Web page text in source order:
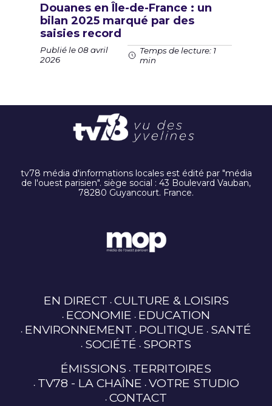
Douanes en Île-de-France : un
bilan 2025 marqué par des
saisies record
Publié le 08 avril
2026
Temps de lecture: 1
min
tv78 média d'informations locales est édité par "média
de l'ouest parisien". siège social : 43 Boulevard Vauban,
78280 Guyancourt. France.
EN DIRECT CULTURE & LOISIRS
ECONOMIE EDUCATION
ENVIRONNEMENT POLITIQUE SANTÉ
SOCIÉTÉ SPORTS
ÉMISSIONS TERRITOIRES
TV78 - LA CHAÎNE VOTRE STUDIO
CONTACT